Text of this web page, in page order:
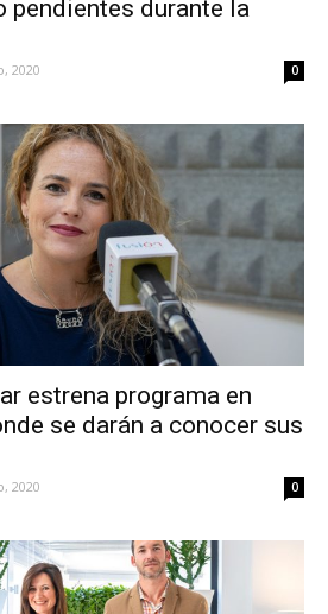
pendientes durante la
2020 0
estrena programa en
se darán a conocer sus
2020 0